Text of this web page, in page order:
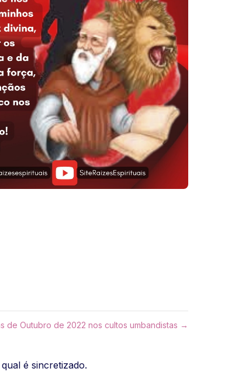
de Outubro de 2022 nos cultos umbandistas →
é sincretizado.